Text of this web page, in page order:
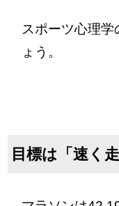
スポーツ心理
ょう。
目標は「速く